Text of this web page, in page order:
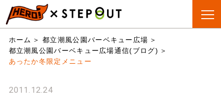
BBQ会場
検索
手ぶらBBQ
とは?
BBQ&CAMP
ちリスト
ホーム
都立潮風公園バーベキュー広場
都立潮風公園バーベキュー広場通信(ブログ)
あったか冬限定メニュー
2011.12.24